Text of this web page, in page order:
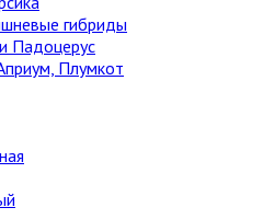
гибриды
Падоцерус
Плумкот